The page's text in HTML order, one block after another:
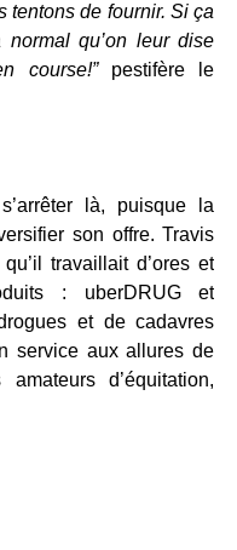
tentons de fournir. Si ça
qu’on leur dise
course!” pestifère le
là, puisque la
son offre. Travis
travaillait d’ores et
: uberDRUG et
et de cadavres
service aux allures de
d’équitation,